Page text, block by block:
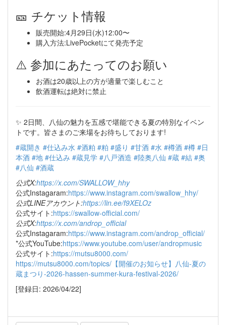
🎫 チケット情報
販売開始:4月29日(水)12:00〜
購入方法:LivePocketにて発売予定
⚠️ 参加にあたってのお願い
お酒は20歳以上の方が適量で楽しむこと
飲酒運転は絶対に禁止
✨ 2日間、八仙の魅力を五感で堪能できる夏の特別なイベン
トです。皆さまのご来場をお待ちしております!
#蔵開き #仕込み水 #酒粕 #粕 #盛り #甘酒 #水 #樽酒 #樽 #日
本酒 #地 #仕込み #蔵見学 #八戸酒造 #陸奥八仙 #蔵 #結 #奥
#八仙 #酒蔵
公式X:https://x.com/SWALLOW_hhy
公式Instagaram:https://www.instagram.com/swallow_hhy/
公式LINEアカウント:https://lin.ee/f9XELOz
公式サイト:https://swallow-official.com/
公式X:https://x.com/androp_official
公式Instagaram:https://www.instagram.com/androp_official/
*公式YouTube:https://www.youtube.com/user/andropmusic
公式サイト:https://mutsu8000.com/
https://mutsu8000.com/topics/【開催のお知らせ】八仙-夏の
蔵まつり-2026-hassen-summer-kura-festival-2026/
[登録日: 2026/04/22]